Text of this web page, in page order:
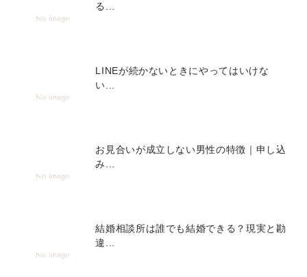
る...
LINEが続かないときにやってはいけな
い...
お見合いが成立しない男性の特徴｜申し込
み...
結婚相談所は誰でも結婚できる？現実と勘
違...